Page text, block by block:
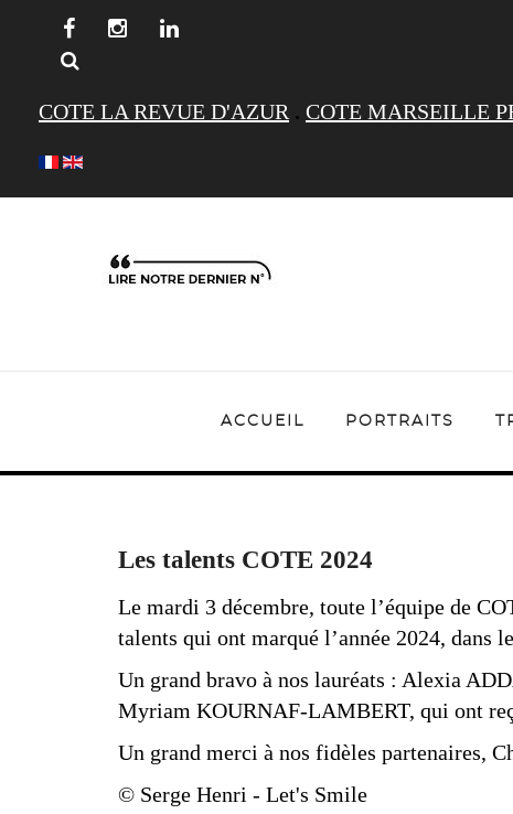
COTE LA REVUE D'AZUR . COTE MARSEILLE
ACCUEIL PORTRAITS
Les talents COTE 2024
Le mardi 3 décembre, toute l’équipe de
talents qui ont marqué l’année 2024, dans
Un grand bravo à nos lauréats : Alexia
Myriam KOURNAF-LAMBERT, qui ont
Un grand merci à nos fidèles partenaires,
© Serge Henri - Let's Smile